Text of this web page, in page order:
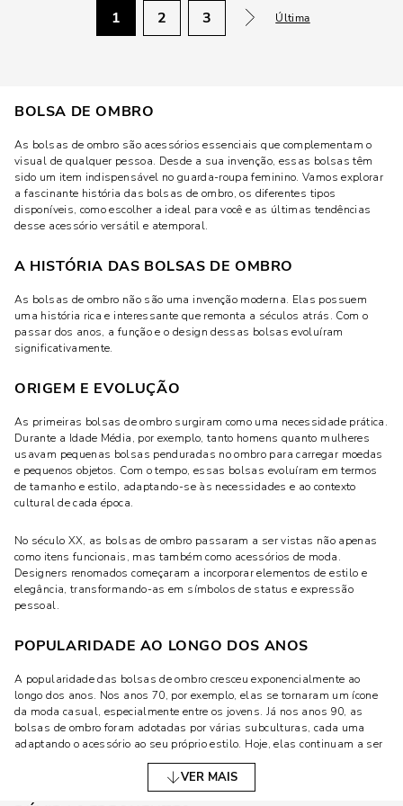
1 2 3 Última
BOLSA DE OMBRO
As bolsas de ombro são acessórios essenciais que complementam o
visual de qualquer pessoa. Desde a sua invenção, essas bolsas têm
sido um item indispensável no guarda-roupa feminino. Vamos explorar
a fascinante história das bolsas de ombro, os diferentes tipos
disponíveis, como escolher a ideal para você e as últimas tendências
desse acessório versátil e atemporal.
A HISTÓRIA DAS BOLSAS DE OMBRO
As bolsas de ombro não são uma invenção moderna. Elas possuem
uma história rica e interessante que remonta a séculos atrás. Com o
passar dos anos, a função e o design dessas bolsas evoluíram
significativamente.
ORIGEM E EVOLUÇÃO
As primeiras bolsas de ombro surgiram como uma necessidade prática.
Durante a Idade Média, por exemplo, tanto homens quanto mulheres
usavam pequenas bolsas penduradas no ombro para carregar moedas
e pequenos objetos. Com o tempo, essas bolsas evoluíram em termos
de tamanho e estilo, adaptando-se às necessidades e ao contexto
cultural de cada época.
No século XX, as bolsas de ombro passaram a ser vistas não apenas
como itens funcionais, mas também como acessórios de moda.
Designers renomados começaram a incorporar elementos de estilo e
elegância, transformando-as em símbolos de status e expressão
pessoal.
POPULARIDADE AO LONGO DOS ANOS
A popularidade das bolsas de ombro cresceu exponencialmente ao
longo dos anos. Nos anos 70, por exemplo, elas se tornaram um ícone
da moda casual, especialmente entre os jovens. Já nos anos 90, as
bolsas de ombro foram adotadas por várias subculturas, cada uma
adaptando o acessório ao seu próprio estilo. Hoje, elas continuam a ser
uma escolha popular devido à sua versatilidade e conveniência.
DIFERENTES TIPOS DE BOLSAS DE OMBRO
VER MAIS